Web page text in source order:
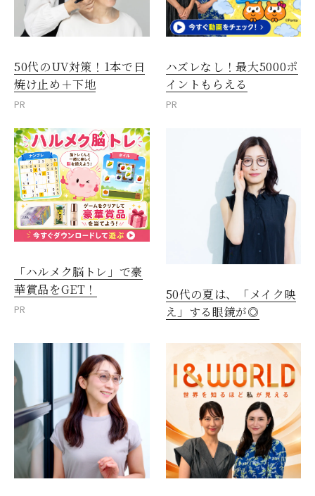
50代のUV対策！1本で日
焼け止め＋下地
PR
ハズレなし！最大5000ポ
イントもらえる
PR
「ハルメク脳トレ」で豪
華賞品をGET！
PR
50代の夏は、「メイク映
え」する眼鏡が◎